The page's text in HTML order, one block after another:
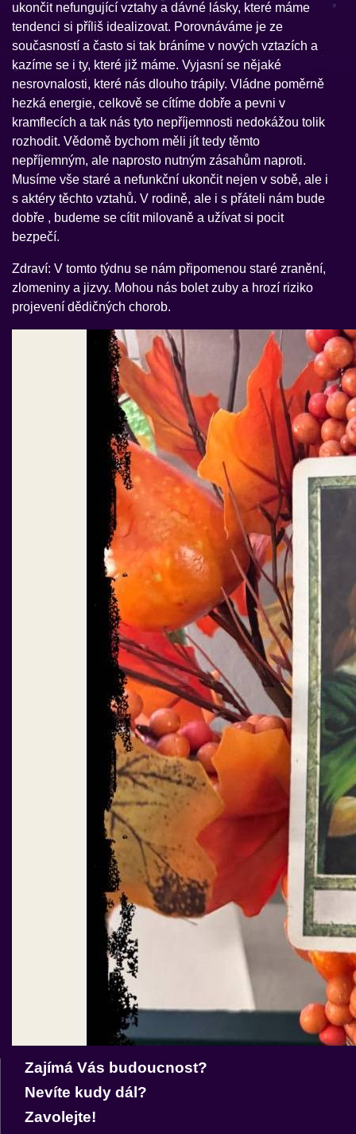
ukončit nefungující vztahy a dávné lásky, které máme
tendenci si příliš idealizovat. Porovnáváme je ze
současností a často si tak bráníme v nových vztazích a
kazíme se i ty, které již máme. Vyjasní se nějaké
nesrovnalosti, které nás dlouho trápily. Vládne poměrně
hezká energie, celkově se cítíme dobře a pevni v
kramflecích a tak nás tyto nepříjemnosti nedokážou tolik
rozhodit. Vědomě bychom měli jít tedy těmto
nepříjemným, ale naprosto nutným zásahům naproti.
Musíme vše staré a nefunkční ukončit nejen v sobě, ale i
s aktéry těchto vztahů. V rodině, ale i s přáteli nám bude
dobře , budeme se cítit milovaně a užívat si pocit
bezpečí.
Zdraví: V tomto týdnu se nám připomenou staré zranění,
zlomeniny a jizvy. Mohou nás bolet zuby a hrozí riziko
projevení dědičných chorob.
Zajímá Vás budoucnost?
Nevíte kudy dál?
Zavolejte!